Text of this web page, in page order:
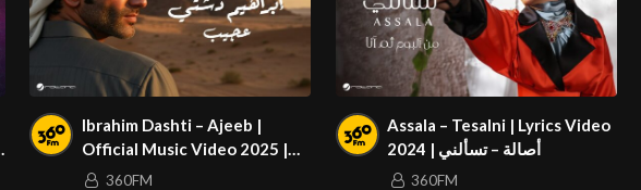
Ibrahim Dashti – Ajeeb |
Official Music Video 2025 |
إبراهيم دشتي – عجيب
360FM
Assala – Tesalni | Lyrics Video
2024 | أصالة – تسألني
360FM